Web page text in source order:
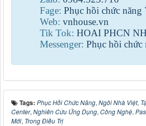
Fage: Phục hồi chức năng
Web: vnhouse.vn
Tik Tok: HOAI PHCN
Messenger: Phục hồi chức
Tags: Phục Hồi Chức Năng, Ngôi Nhà Việt,
Center, Nghiên Cứu Ứng Dụng, Công Nghệ,
Mới, Trong Điều Trị